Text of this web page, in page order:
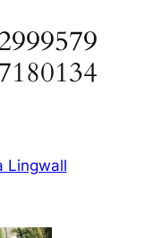
Lingwall